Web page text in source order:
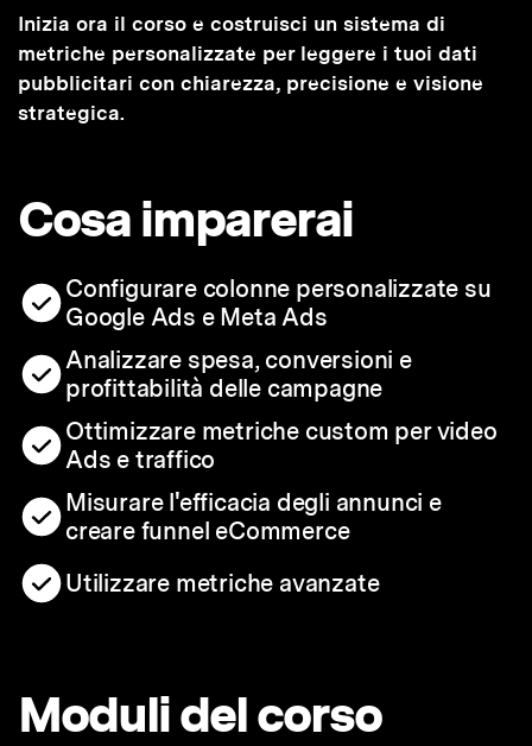
Inizia ora il corso e costruisci un sistema di
metriche personalizzate per leggere i tuoi dati
pubblicitari con chiarezza, precisione e visione
strategica.
Cosa imparerai
Configurare colonne personalizzate su
Google Ads e Meta Ads
Analizzare spesa, conversioni e
profittabilità delle campagne
Ottimizzare metriche custom per video
Ads e traffico
Misurare l'efficacia degli annunci e
creare funnel eCommerce
Utilizzare metriche avanzate
Moduli del corso